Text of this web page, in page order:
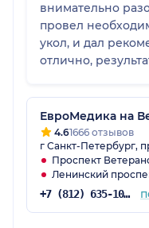
внимательно
провел
укол, и дал
отлично,
ЕвроМедика на
4.61666 отзывов
г Санкт-Петербург,
Проспект
Ленинский
+7 (812) 635-10-38